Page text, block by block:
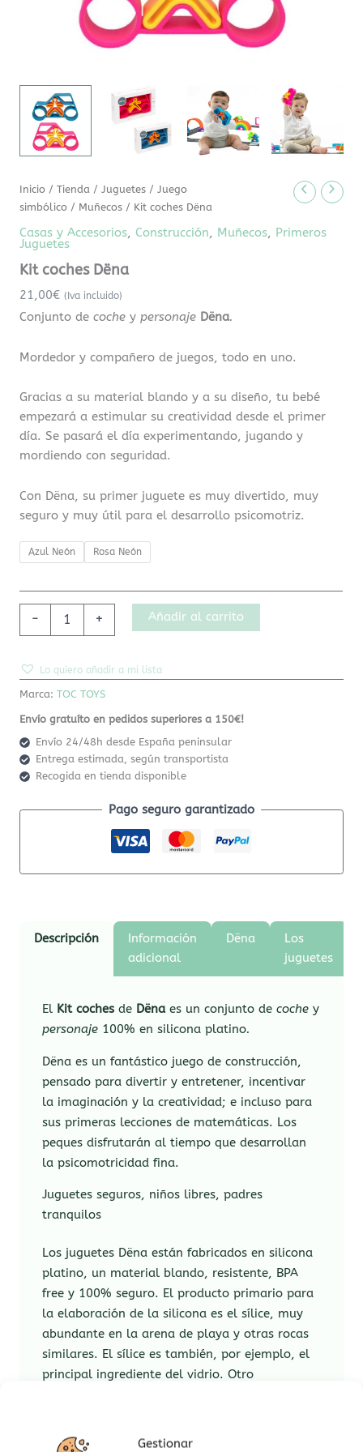
Gestionar
Inicio /Tienda /Juguetes /Juego
simbólico / Muñecos / Kit coches Dëna
Casas y Accesorios,Construcción, Muñecos, Primeros
Juguetes
Kit coches Dëna
21,00€ (Iva incluido)
Conjunto decoche ypersonaje Dëna.
Mordedor y compañero de juegos, todo en uno.
Gracias a su material blando y a su diseño, tu bebé
empezará a estimular su creatividad desde el primer
día. Se pasará el día experimentando, jugando y
mordiendo con seguridad.
Con Dëna, su primer juguete es muy divertido, muy
seguro y muy útil para el desarrollo psicomotriz.
Azul Neón Rosa Neón
- + Añadir al carrito
Lo quiero añadir a mi lista
Marca:TOC TOYS
Envío gratuíto en pedidos superiores a 150€!
Envío 24/48h desde España peninsular
Entrega estimada, según transportista
Recogida en tienda disponible
Pago seguro garantizado
Descripción
Información
adicional
Dëna
Los
juguetes
El Kit coches de Dënaes un conjunto decoche y
personaje 100% en silicona platino.
Dëna es un fantástico juego de construcción,
pensado para divertir y entretener, incentivar
la imaginación y la creatividad; e incluso para
sus primeras lecciones de matemáticas. Los
peques disfrutarán al tiempo que desarrollan
la psicomotricidad fina.
Juguetes seguros, niños libres, padres
tranquilos
Los juguetes Dëna están fabricados en silicona
platino, un material blando, resistente, BPA
free y 100% seguro. El producto primario para
la elaboración de la silicona es el sílice, muy
abundante en la arena de playa y otras rocas
similares. El sílice es también, por ejemplo, el
principal ingrediente del vidrio. Otro
como catalizador, lo que le aporta una mayor